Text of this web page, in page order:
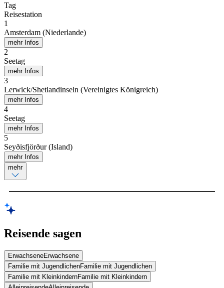
Tag
Reisestation
1
Amsterdam (Niederlande)
mehr Infos
2
Seetag
mehr Infos
3
Lerwick/Shetlandinseln (Vereinigtes Königreich)
mehr Infos
4
Seetag
mehr Infos
5
Seyðisfjörður (Island)
mehr Infos
mehr
Reisende sagen
ErwachseneErwachsene
Familie mit JugendlichenFamilie mit Jugendlichen
Familie mit KleinkindernFamilie mit Kleinkindern